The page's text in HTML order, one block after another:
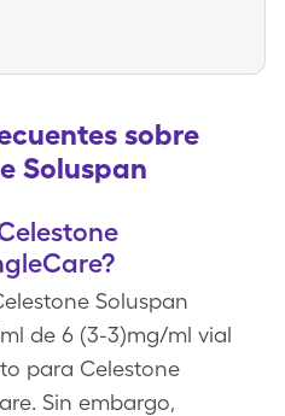
sobre
Soluspan
Soluspan
de 6 (3-3)mg/ml vial
para Celestone
Sin embargo,